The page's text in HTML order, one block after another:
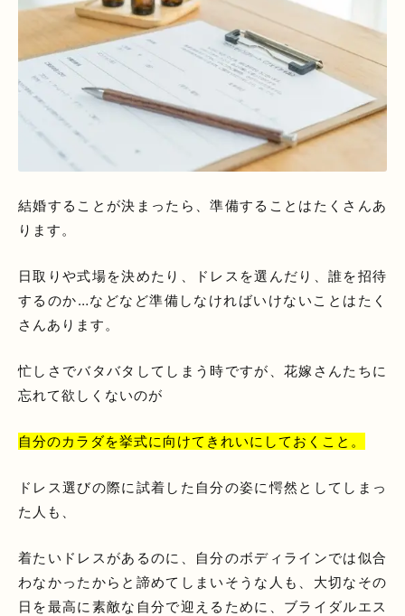
結婚することが決まったら、準備することはたくさんあ
ります。
日取りや式場を決めたり、ドレスを選んだり、誰を招待
するのか…などなど準備しなければいけないことはたく
さんあります。
忙しさでバタバタしてしまう時ですが、花嫁さんたちに
忘れて欲しくないのが
自分のカラダを挙式に向けてきれいにしておくこと。
ドレス選びの際に試着した自分の姿に愕然としてしまっ
た人も、
着たいドレスがあるのに、自分のボディラインでは似合
わなかったからと諦めてしまいそうな人も、大切なその
日を最高に素敵な自分で迎えるために、ブライダルエス